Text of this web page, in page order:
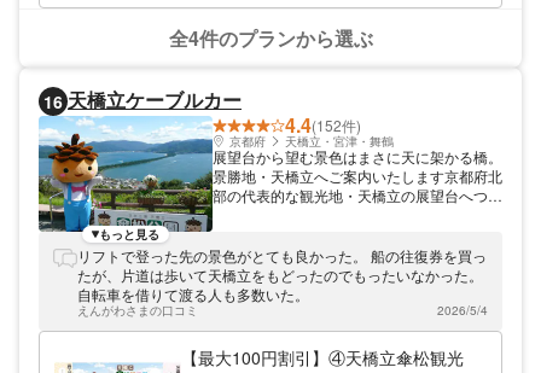
全4件のプランから選ぶ
16 天橋立ケーブルカー
4.4(152件)
京都府 天橋立・宮津・舞鶴
展望台から望む景色はまさに天に架かる橋。
景勝地・天橋立へご案内いたします京都府北
部の代表的な観光地・天橋立の展望台へつな
り、特に北側にある展望台「天橋立傘松公
園」からの景観は股のぞき発祥の地として知
られています。ケーブルカー・リフトで訪れ
る展望台からは、空と大地が織りなすここに
しかない絶景がご覧いただけます。
もっと見る
リフトで登った先の景色がとても良かった。 船の往復券を買っ
たが、片道は歩いて天橋立をもどったのでもったいなかった。
自転車を借りて渡る人も多数いた。
えんがわさまの口コミ 2026/5/4
【最大100円割引】④天橋立傘松観光